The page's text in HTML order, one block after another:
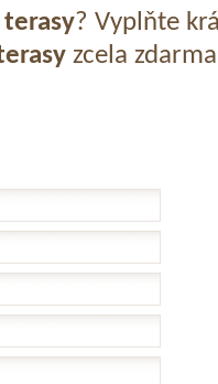
terasy? Vyplňte
zcela